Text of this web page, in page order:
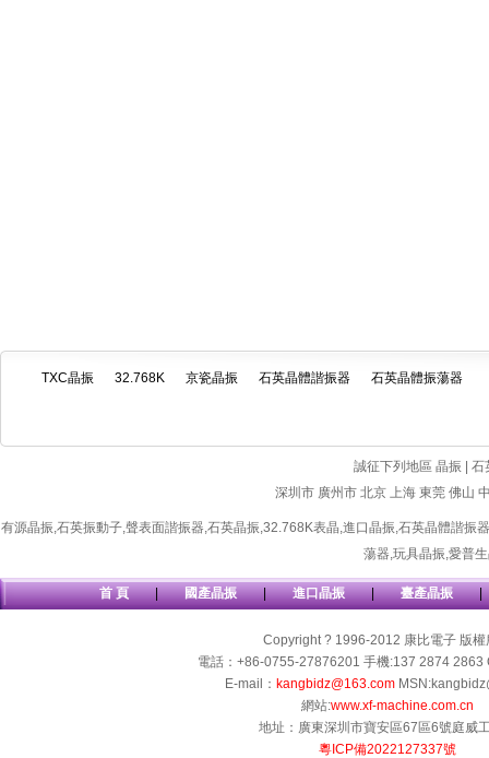
TXC晶振 32.768K 京瓷晶振 石英晶體諧振器 石英晶體振蕩器
誠征下列地區 晶振 |
深圳市 廣州市 北京 上海 東莞 佛山
有源晶振,石英振動子,聲表面諧振器,石英晶振,32.768K表晶,進口晶振,石英晶體諧振器
蕩器,玩具晶振,愛普
首 頁 | 國產晶振 | 進口晶振 | 臺產晶振 |
Copyright ? 1996-2012 康比電子 版權
電話：+86-0755-27876201 手機:137 2874 2863
E-mail： kangbidz@163.com
網站:www.xf-machine.com.cn
地址：廣東深圳市寶安區67區6號庭威
粵ICP備2022127337號